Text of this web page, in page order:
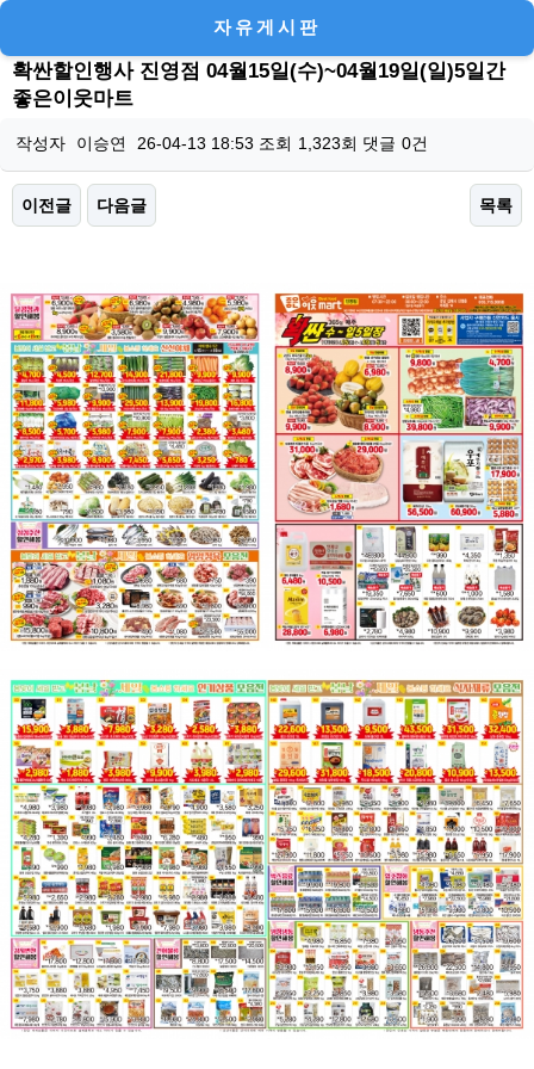
자유게시판
확싼할인행사 진영점 04월15일(수)~04월19일(일)5일간
좋은이웃마트
작성자 이승연 26-04-13 18:53 조회 1,323회 댓글 0건
이전글 다음글 목록
본문